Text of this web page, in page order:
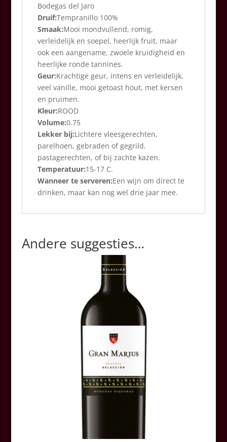
Bodegas del Jaro
Druif:Tempranillo 100%
Smaak:Mooi mondvullend, romig,
verleidelijk en soepel, heerlijk fruit, maar
ook een aangename, zwoele kruidigheid en
heerlijke ronde tannines.
Geur:Krachtige geur, intens en verleidelijk,
veel vanille, mooi getoast hout, met kersen
en pruimen.
Kleur:ROOD
Volume:0.75
Lekker bij:Lichtere vleesgerechten,
parelhoen, gebraden of gegrild,
pastagerechten, of bij zachte kazen.
Temperatuur:15-17 C.
Wanneer te serveren:Een wijn om direct te
drinken, maar kan nog wel drie jaar mee.
Andere suggesties…